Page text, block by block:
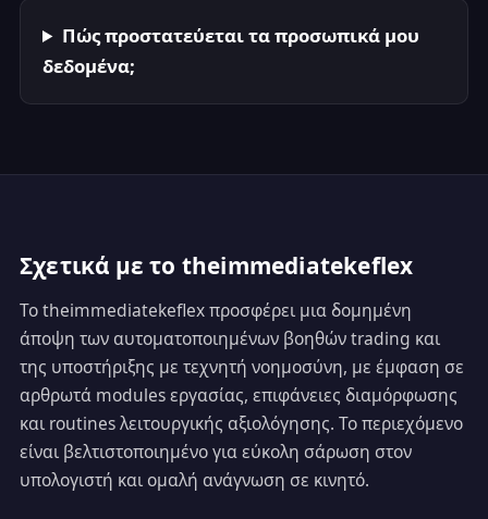
Πώς προστατεύεται τα προσωπικά μου
δεδομένα;
Σχετικά με το theimmediatekeflex
Το theimmediatekeflex προσφέρει μια δομημένη
άποψη των αυτοματοποιημένων βοηθών trading και
της υποστήριξης με τεχνητή νοημοσύνη, με έμφαση σε
αρθρωτά modules εργασίας, επιφάνειες διαμόρφωσης
και routines λειτουργικής αξιολόγησης. Το περιεχόμενο
είναι βελτιστοποιημένο για εύκολη σάρωση στον
υπολογιστή και ομαλή ανάγνωση σε κινητό.